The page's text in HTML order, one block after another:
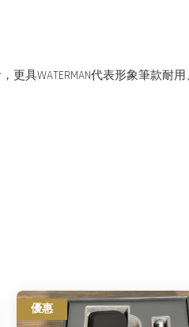
具WATERMAN代表形象筆款耐
優惠